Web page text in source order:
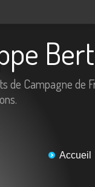
de Campagne de
Accueil